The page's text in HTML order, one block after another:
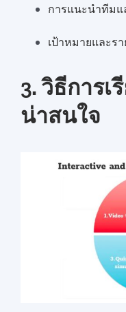
การแนะนำทีม
เป้าหมายและร
3. วิธีการ
น่าสนใจ